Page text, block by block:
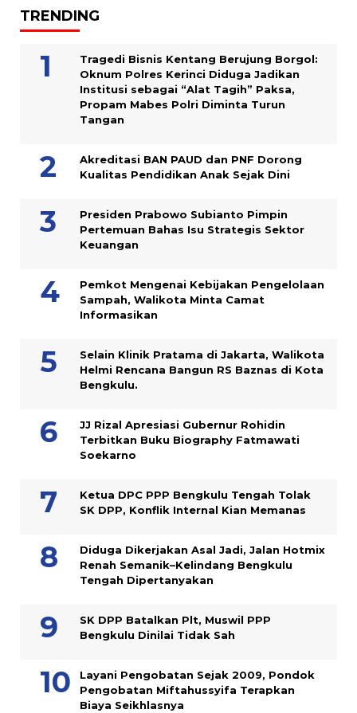
TRENDING
Tragedi Bisnis Kentang Berujung Borgol:
Oknum Polres Kerinci Diduga Jadikan
Institusi sebagai “Alat Tagih” Paksa,
Propam Mabes Polri Diminta Turun
Tangan
Akreditasi BAN PAUD dan PNF Dorong
Kualitas Pendidikan Anak Sejak Dini
Presiden Prabowo Subianto Pimpin
Pertemuan Bahas Isu Strategis Sektor
Keuangan
Pemkot Mengenai Kebijakan Pengelolaan
Sampah, Walikota Minta Camat
Informasikan
Selain Klinik Pratama di Jakarta, Walikota
Helmi Rencana Bangun RS Baznas di Kota
Bengkulu.
JJ Rizal Apresiasi Gubernur Rohidin
Terbitkan Buku Biography Fatmawati
Soekarno
Ketua DPC PPP Bengkulu Tengah Tolak
SK DPP, Konflik Internal Kian Memanas
Diduga Dikerjakan Asal Jadi, Jalan Hotmix
Renah Semanik–Kelindang Bengkulu
Tengah Dipertanyakan
SK DPP Batalkan Plt, Muswil PPP
Bengkulu Dinilai Tidak Sah
Layani Pengobatan Sejak 2009, Pondok
Pengobatan Miftahussyifa Terapkan
Biaya Seikhlasnya